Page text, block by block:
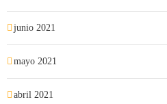
junio 2021
mayo 2021
abril 2021